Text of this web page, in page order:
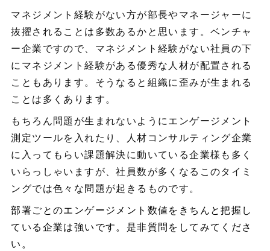
マネジメント経験がない方が部長やマネージャーに
抜擢されることは多数あるかと思います。ベンチャ
ー企業ですので、マネジメント経験がない社員の下
にマネジメント経験がある優秀な人材が配置される
こともあります。そうなると組織に歪みが生まれる
ことは多くあります。
もちろん問題が生まれないようにエンゲージメント
測定ツールを入れたり、人材コンサルティング企業
に入ってもらい課題解決に動いている企業様も多く
いらっしゃいますが、社員数が多くなるこのタイミ
ングでは色々な問題が起きるものです。
部署ごとのエンゲージメント数値をきちんと把握し
ている企業は強いです。是非質問をしてみてくださ
い。